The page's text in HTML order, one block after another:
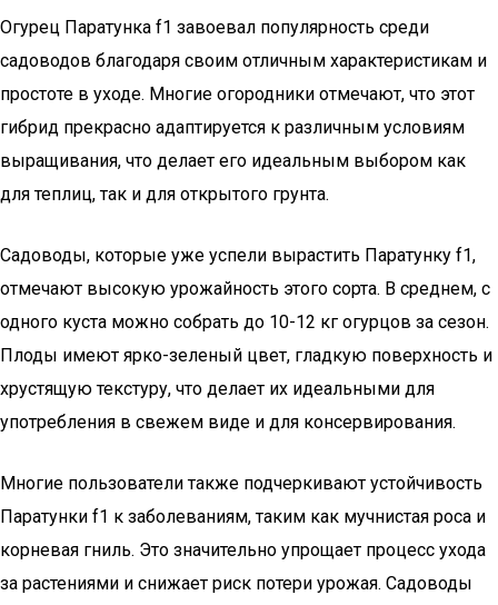
Огурец Паратунка f1 завоевал популярность среди
садоводов благодаря своим отличным характеристикам и
простоте в уходе. Многие огородники отмечают, что этот
гибрид прекрасно адаптируется к различным условиям
выращивания, что делает его идеальным выбором как
для теплиц, так и для открытого грунта.
Садоводы, которые уже успели вырастить Паратунку f1,
отмечают высокую урожайность этого сорта. В среднем, с
одного куста можно собрать до 10-12 кг огурцов за сезон.
Плоды имеют ярко-зеленый цвет, гладкую поверхность и
хрустящую текстуру, что делает их идеальными для
употребления в свежем виде и для консервирования.
Многие пользователи также подчеркивают устойчивость
Паратунки f1 к заболеваниям, таким как мучнистая роса и
корневая гниль. Это значительно упрощает процесс ухода
за растениями и снижает риск потери урожая. Садоводы